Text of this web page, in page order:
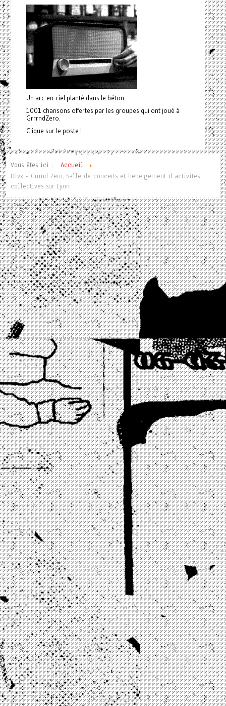
Un arc-en-ciel planté dans le béton.
1001 chansons offertes par les groupes qui ont joué à
GrrrndZero.
Clique sur le poste !
Vous êtes ici :
Accueil
Divx - Grrrnd Zero, Salle de concerts et hebergement d activites
collectives sur Lyon